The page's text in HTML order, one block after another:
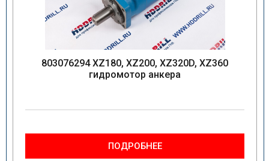
803076294 XZ180, XZ200, XZ320D, XZ360
гидромотор анкера
ПОДРОБНЕЕ